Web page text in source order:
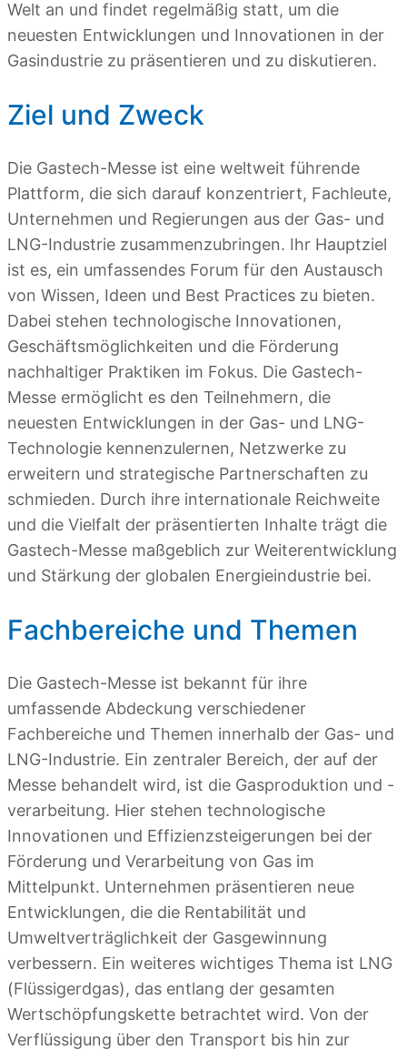
Welt an und findet regelmäßig statt, um die
neuesten Entwicklungen und Innovationen in der
Gasindustrie zu präsentieren und zu diskutieren.
Ziel und Zweck
Die Gastech-Messe ist eine weltweit führende
Plattform, die sich darauf konzentriert, Fachleute,
Unternehmen und Regierungen aus der Gas- und
LNG-Industrie zusammenzubringen. Ihr Hauptziel
ist es, ein umfassendes Forum für den Austausch
von Wissen, Ideen und Best Practices zu bieten.
Dabei stehen technologische Innovationen,
Geschäftsmöglichkeiten und die Förderung
nachhaltiger Praktiken im Fokus. Die Gastech-
Messe ermöglicht es den Teilnehmern, die
neuesten Entwicklungen in der Gas- und LNG-
Technologie kennenzulernen, Netzwerke zu
erweitern und strategische Partnerschaften zu
schmieden. Durch ihre internationale Reichweite
und die Vielfalt der präsentierten Inhalte trägt die
Gastech-Messe maßgeblich zur Weiterentwicklung
und Stärkung der globalen Energieindustrie bei.
Fachbereiche und Themen
Die Gastech-Messe ist bekannt für ihre
umfassende Abdeckung verschiedener
Fachbereiche und Themen innerhalb der Gas- und
LNG-Industrie. Ein zentraler Bereich, der auf der
Messe behandelt wird, ist die Gasproduktion und -
verarbeitung. Hier stehen technologische
Innovationen und Effizienzsteigerungen bei der
Förderung und Verarbeitung von Gas im
Mittelpunkt. Unternehmen präsentieren neue
Entwicklungen, die die Rentabilität und
Umweltverträglichkeit der Gasgewinnung
verbessern. Ein weiteres wichtiges Thema ist LNG
(Flüssigerdgas), das entlang der gesamten
Wertschöpfungskette betrachtet wird. Von der
Verflüssigung über den Transport bis hin zur